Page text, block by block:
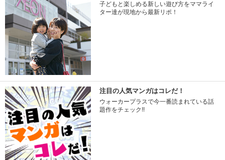
子どもと楽しめる新しい遊び方をママライ
ター達が現地から最新リポ！
注目の人気マンガはコレだ！
ウォーカープラスで今一番読まれている話
題作をチェック!!